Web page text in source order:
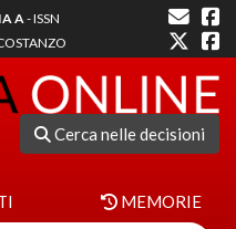
A- ISSN
Cerca nelle decisioni
MEMORIE